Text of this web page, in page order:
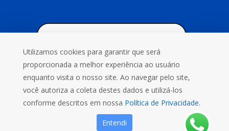
Utilizamos cookies para garantir que será
proporcionada a melhor experiência ao usuário
enquanto visita o nosso site. Ao navegar pelo site,
você autoriza a coleta destes dados e utilizá-los
conforme descritos em nossa Política de Privacidade.
Entendi